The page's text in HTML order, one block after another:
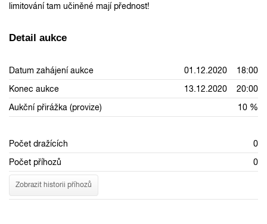
limitování tam učiněné mají přednost!
Detail aukce
Datum zahájení aukce
01.12.2020 18:00
Konec aukce
13.12.2020 20:00
Aukční přirážka (provize)
10 %
Počet dražících
0
Počet příhozů
0
Zobrazit historii příhozů